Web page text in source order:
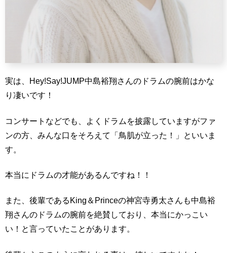
実は、Hey!Say!JUMP中島裕翔さんのドラムの腕前はかな
り凄いです！
コンサートなどでも、よくドラムを披露していますがファ
ンの方、みんな口をそろえて「鳥肌が立った！」といいま
す。
本当にドラムの才能があるんですね！！
また、後輩であるKing＆Princeの神宮寺勇太さんも中島裕
翔さんのドラムの腕前を絶賛しており、本当にかっこい
い！と言っていたことがあります。